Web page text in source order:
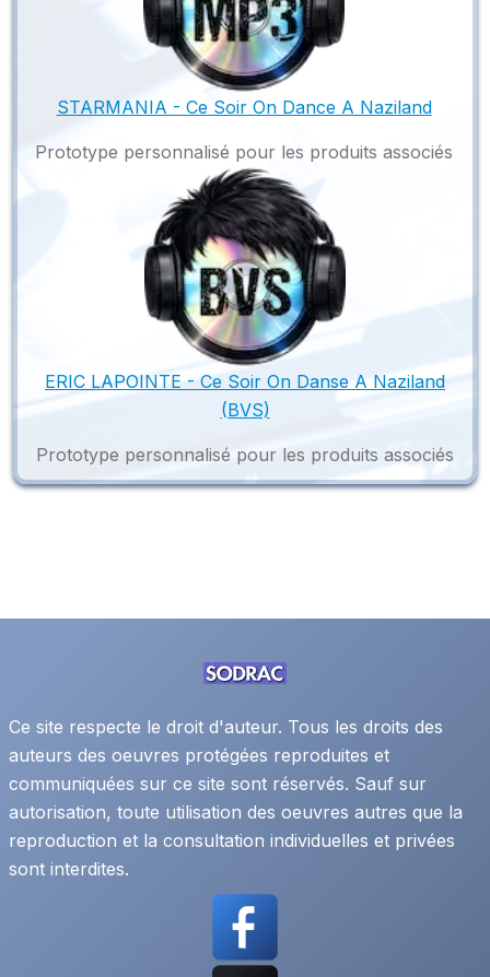
STARMANIA - Ce Soir On Dance A Naziland
Prototype personnalisé pour les produits associés
ERIC LAPOINTE - Ce Soir On Danse A Naziland
(BVS)
Prototype personnalisé pour les produits associés
Ce site respecte le droit d'auteur. Tous les droits des
auteurs des oeuvres protégées reproduites et
communiquées sur ce site sont réservés. Sauf sur
autorisation, toute utilisation des oeuvres autres que la
reproduction et la consultation individuelles et privées
sont interdites.